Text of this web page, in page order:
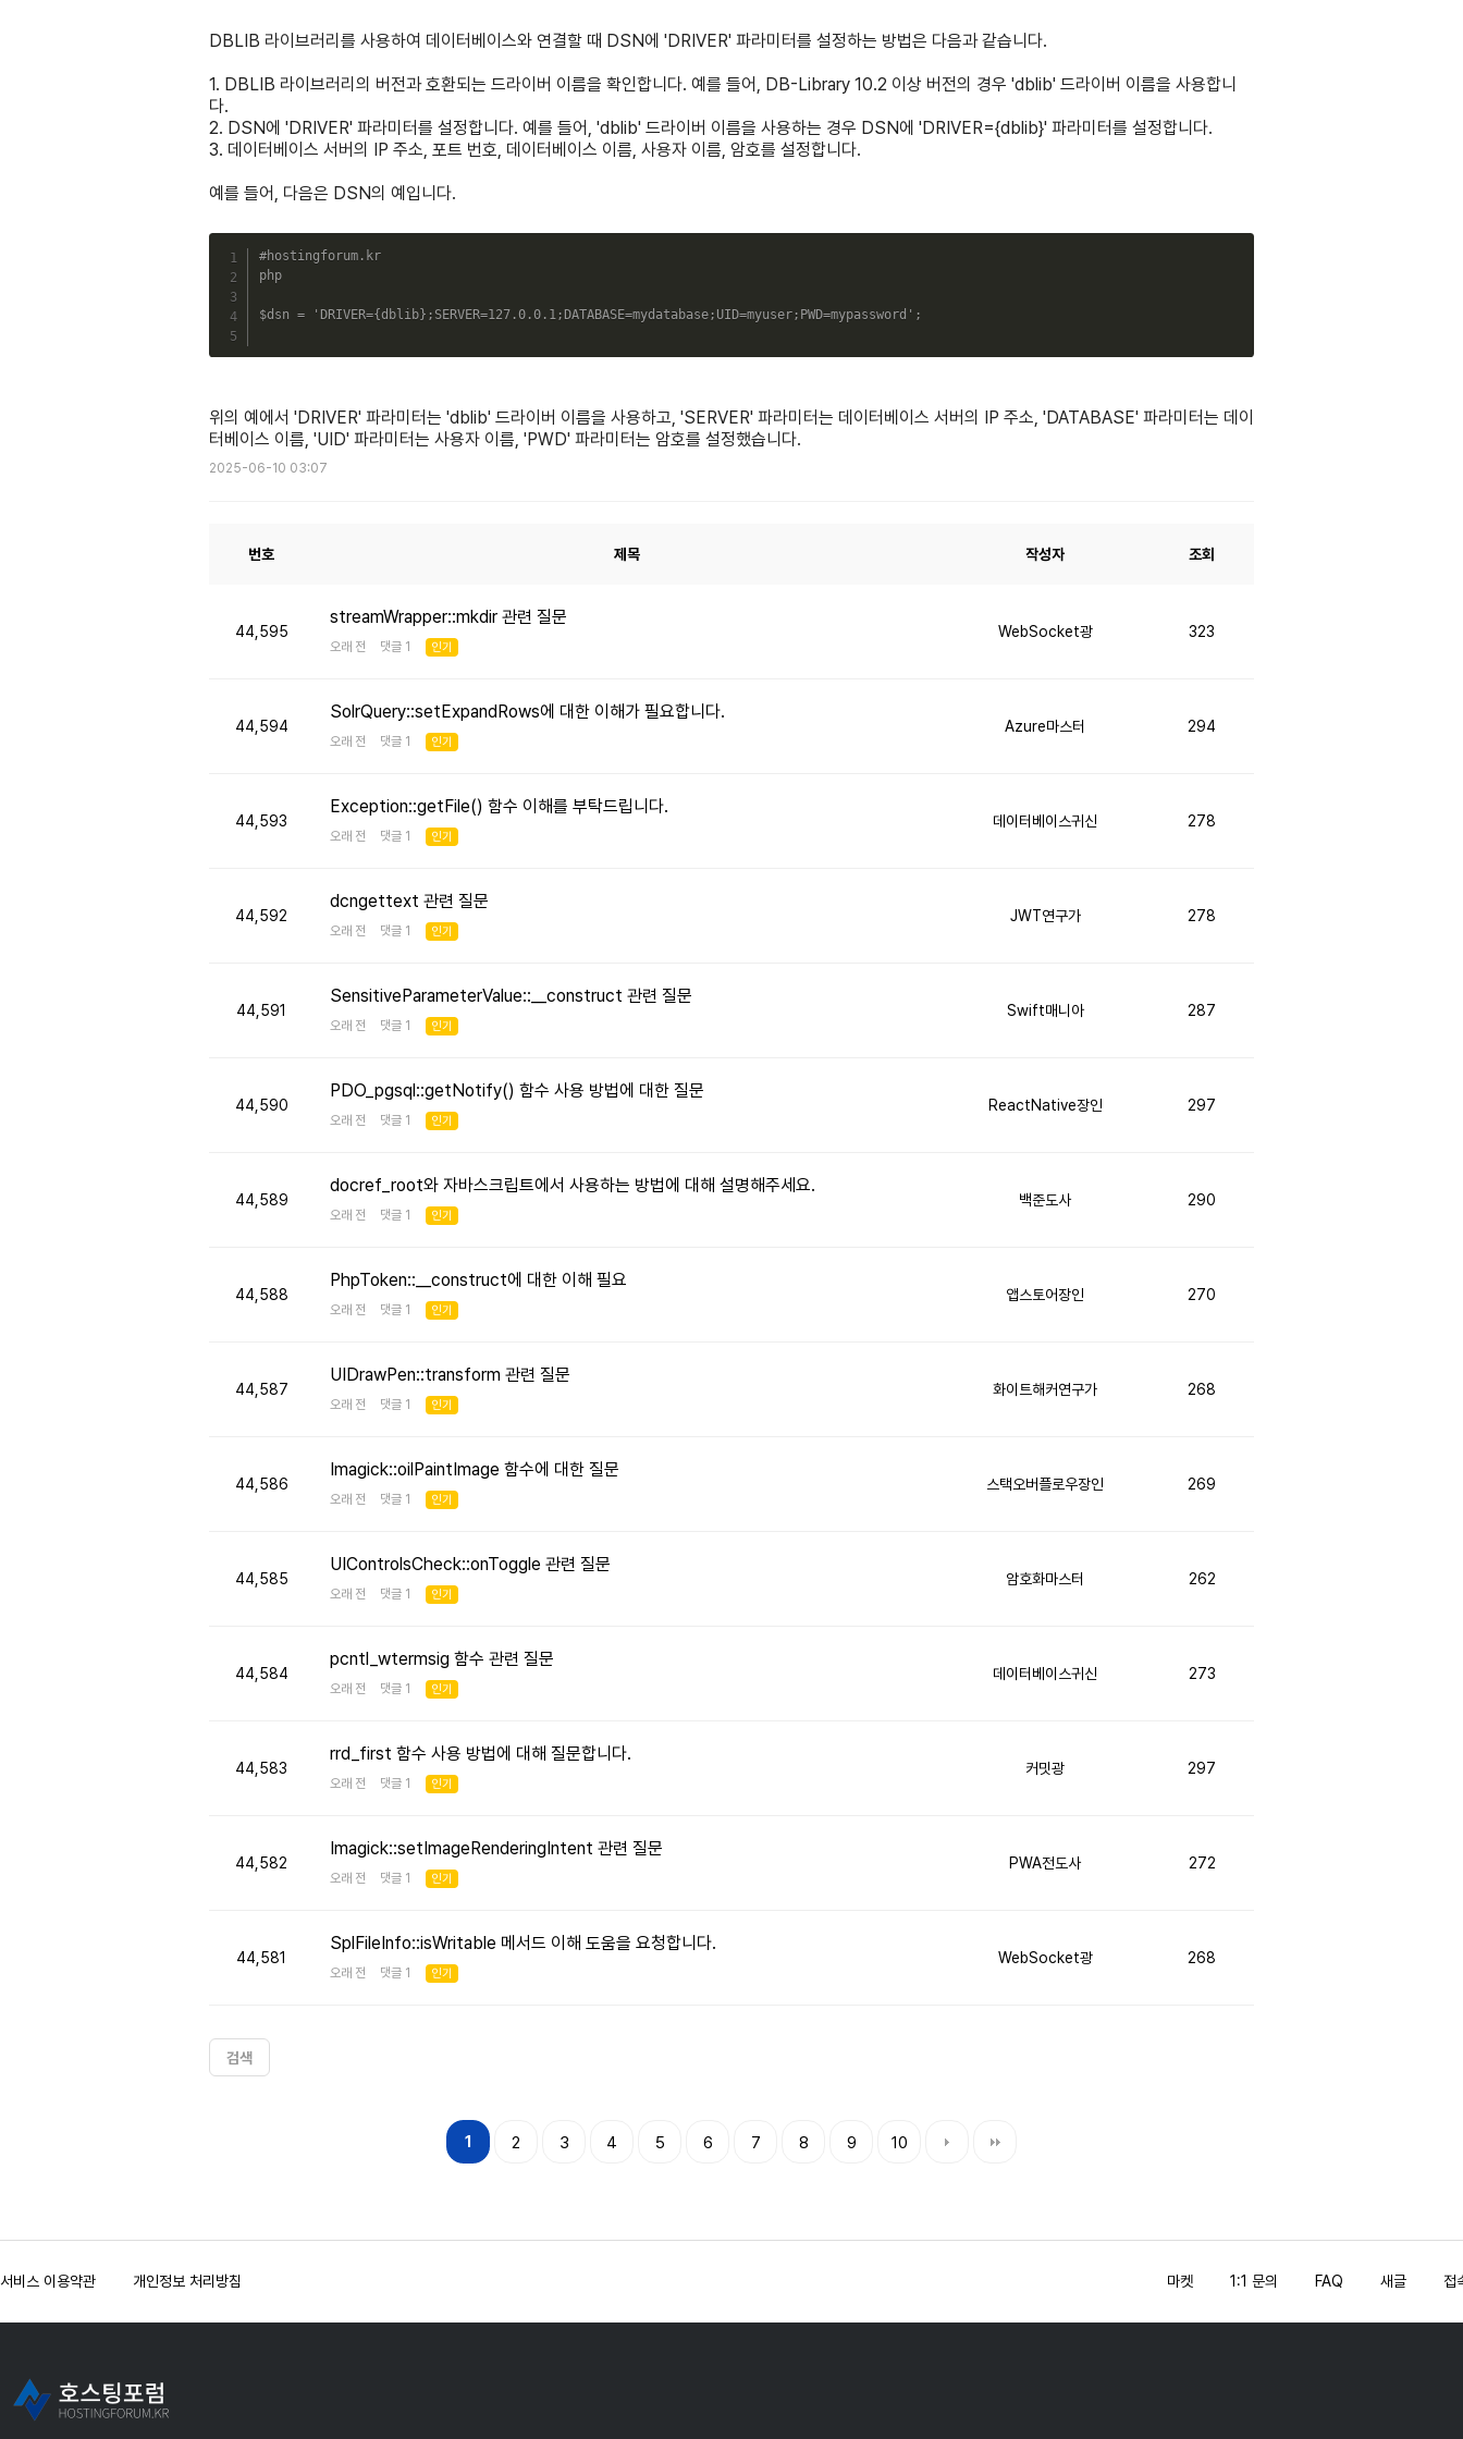
DBLIB 라이브러리를 사용하여 데이터베이스와 연결할 때 DSN에 'DRIVER' 파라미터를 설정하는 방법은 다음과 같습니다.
1. DBLIB 라이브러리의 버전과 호환되는 드라이버 이름을 확인합니다. 예를 들어, DB-Library 10.2 이상 버전의 경우 'dblib' 드라이버 이름을 사용합니
다.
2. DSN에 'DRIVER' 파라미터를 설정합니다. 예를 들어, 'dblib' 드라이버 이름을 사용하는 경우 DSN에 'DRIVER={dblib}' 파라미터를 설정합니다.
3. 데이터베이스 서버의 IP 주소, 포트 번호, 데이터베이스 이름, 사용자 이름, 암호를 설정합니다.
예를 들어, 다음은 DSN의 예입니다.
#hostingforum.kr
php
$dsn = 'DRIVER={dblib};SERVER=127.0.0.1;DATABASE=mydatabase;UID=myuser;PWD=mypassword' ;
위의 예에서 'DRIVER' 파라미터는 'dblib' 드라이버 이름을 사용하고, 'SERVER' 파라미터는 데이터베이스 서버의 IP 주소, 'DATABASE' 파라미터는 데이
터베이스 이름, 'UID' 파라미터는 사용자 이름, 'PWD' 파라미터는 암호를 설정했습니다.
2025-06-10 03:07
번호 제목 작성자 조회
44,595
streamWrapper::mkdir 관련 질문
오래 전 댓글 1 인기
WebSocket광 323
44,594
SolrQuery::setExpandRows에 대한 이해가 필요합니다.
오래 전 댓글 1 인기
Azure마스터 294
44,593
Exception::getFile() 함수 이해를 부탁드립니다.
오래 전 댓글 1 인기
데이터베이스귀신 278
44,592
dcngettext 관련 질문
오래 전 댓글 1 인기
JWT연구가 278
44,591
SensitiveParameterValue::__construct 관련 질문
오래 전 댓글 1 인기
Swift매니아 287
44,590
PDO_pgsql::getNotify() 함수 사용 방법에 대한 질문
오래 전 댓글 1 인기
ReactNative장인 297
44,589
docref_root와 자바스크립트에서 사용하는 방법에 대해 설명해주세요.
오래 전 댓글 1 인기
백준도사 290
44,588
PhpToken::__construct에 대한 이해 필요
오래 전 댓글 1 인기
앱스토어장인 270
44,587
UIDrawPen::transform 관련 질문
오래 전 댓글 1 인기
화이트해커연구가 268
44,586
Imagick::oilPaintImage 함수에 대한 질문
오래 전 댓글 1 인기
스택오버플로우장인 269
44,585
UIControlsCheck::onToggle 관련 질문
오래 전 댓글 1 인기
암호화마스터 262
44,584
pcntl_wtermsig 함수 관련 질문
오래 전 댓글 1 인기
데이터베이스귀신 273
44,583
rrd_first 함수 사용 방법에 대해 질문합니다.
오래 전 댓글 1 인기
커밋광 297
44,582
Imagick::setImageRenderingIntent 관련 질문
오래 전 댓글 1 인기
PWA전도사 272
44,581
SplFileInfo::isWritable 메서드 이해 도움을 요청합니다.
오래 전 댓글 1 인기
WebSocket광 268
검색
1 2 3 4 5 6 7 8 9 10
맨끝
서비스 이용약관 개인정보 처리방침 마켓 1:1 문의 FAQ 새글 접